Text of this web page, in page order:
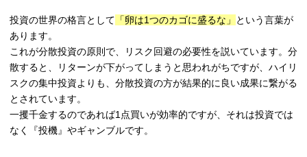
投資の世界の格言として 「卵は1つのカゴに盛るな」
という言葉が
あります。
これが分散投資の原則で、リスク回避の必要性を説いています。分
散すると、リターンが下がってしまうと思われがちですが、ハイリ
スクの集中投資よりも、分散投資の方が結果的に良い成果に繋がる
とされています。
一攫千金するのであれば1点買いが効率的ですが、それは投資では
なく『投機』やギャンブルです。